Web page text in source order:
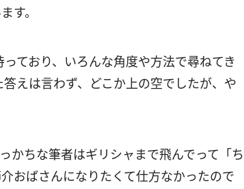
す。
ており、いろんな角度や方法で尋ねてき
えは言わず、どこか上の空でしたが、や
かちな筆者はギリシャまで飛んでって「ち
おばさんになりたくて仕方なかったので